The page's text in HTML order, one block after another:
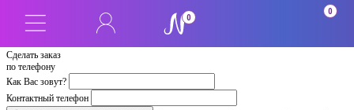
Сделать заказ
по телефону
Как Вас зовут?
Контактный телефон
0
0